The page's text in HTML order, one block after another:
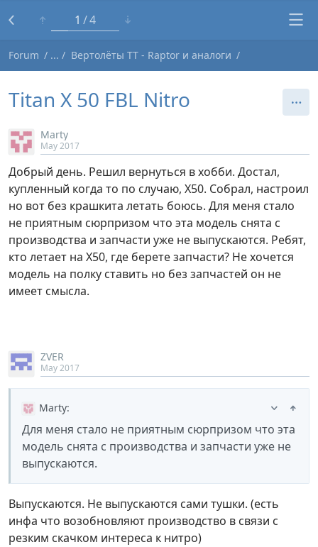
1 4
Forum Вертолёты TT - Raptor и аналоги
Titan X 50 FBL Nitro
Marty
May 2017
Добрый день. Решил вернуться в хобби. Достал,
купленный когда то по случаю, Х50. Собрал, настроил
но вот без крашкита летать боюсь. Для меня стало
не приятным сюрпризом что эта модель снята с
производства и запчасти уже не выпускаются. Ребят,
кто летает на Х50, где берете запчасти? Не хочется
модель на полку ставить но без запчастей он не
имеет смысла.
ZVER
May 2017
Marty:
Для меня стало не приятным сюрпризом что эта
модель снята с производства и запчасти уже не
выпускаются.
Выпускаются. Не выпускаются сами тушки. (есть
инфа что возобновляют производство в связи с
резким скачком интереса к нитро)